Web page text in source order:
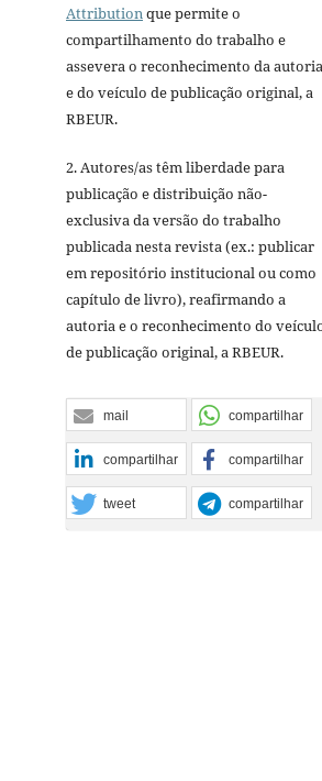
Attributionque permite o
compartilhamento do trabalho e
assevera o reconhecimento da autoria
e do veículo de publicação original, a
RBEUR.
2. Autores/as têm liberdade para
publicação e distribuição não-
exclusiva da versão do trabalho
publicada nesta revista (ex.: publicar
em repositório institucional ou como
capítulo de livro), reafirmando a
autoria e o reconhecimento do
de publicação original, a RBEUR.
mail compartilhar
compartilhar compartilhar
tweet compartilhar